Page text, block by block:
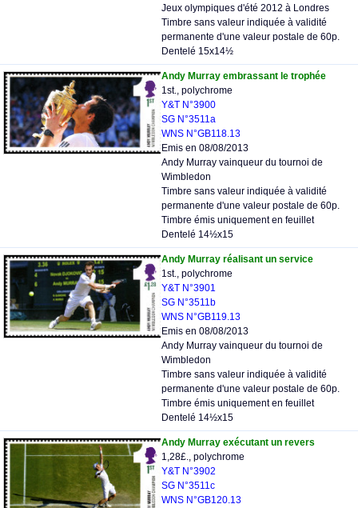
Jeux olympiques d'été 2012 à Londres
Timbre sans valeur indiquée à validité
permanente d'une valeur postale de 60p.
Dentelé 15x14½
Andy Murray embrassant le trophée
1st., polychrome
Y&T N°3900
SG N°3511a
WNS N°GB118.13
Emis en 08/08/2013
Andy Murray vainqueur du tournoi de
Wimbledon
Timbre sans valeur indiquée à validité
permanente d'une valeur postale de 60p.
Timbre émis uniquement en feuillet
Dentelé 14½x15
Andy Murray réalisant un service
1st., polychrome
Y&T N°3901
SG N°3511b
WNS N°GB119.13
Emis en 08/08/2013
Andy Murray vainqueur du tournoi de
Wimbledon
Timbre sans valeur indiquée à validité
permanente d'une valeur postale de 60p.
Timbre émis uniquement en feuillet
Dentelé 14½x15
Andy Murray exécutant un revers
1,28£., polychrome
Y&T N°3902
SG N°3511c
WNS N°GB120.13